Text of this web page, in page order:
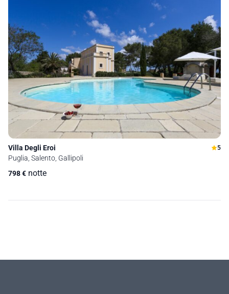
Villa Degli Eroi 5
Puglia, Salento, Gallipoli
798€ notte